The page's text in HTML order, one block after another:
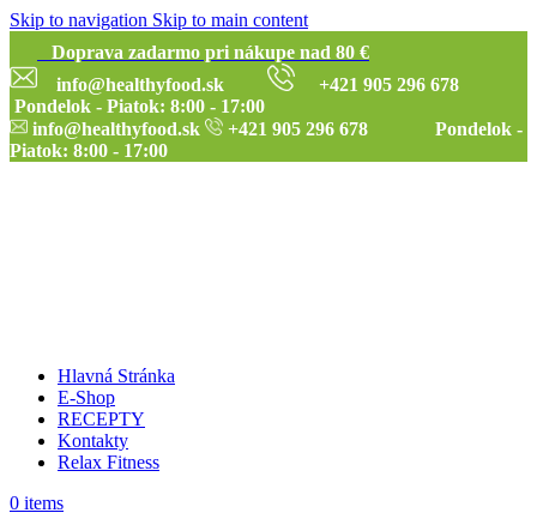
Skip to navigation Skip to main content
Doprava zadarmo pri nákupe nad 80 €
info@healthyfood.sk
+421 905 296 678
Pondelok - Piatok: 8:00 - 17:00
info@healthyfood.sk
+421 905 296 678 Pondelok -
Piatok: 8:00 - 17:00
Hlavná Stránka
E-Shop
RECEPTY
Kontakty
Relax Fitness
0 items